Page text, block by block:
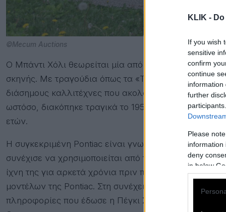
KLIK -
If you wish
sensitive
confirm
continue
information
further
Please
information
deny
in below
©Mecum Auctions
Ο Μπάντι Χόλι θεωρείται μία από τις
σκηνής. Με τραγούδια όπως τα «That’ll Be the Day»
διάσημους καλλιτέχνες που ακολούθησαν, από τους
ωστόσο, διακόπηκε τραγικά το 1959, όταν
ετών.
Η συγκεκριμένη Pontiac είναι γνωστή στους
συνέχισε να χρησιμοποιείται από το συγκρότημα
ίχνη της για αρκετά χρόνια πριν περάσει στα χέρια
μοντέλων της Pontiac. Στη συνέχεια αποκαταστάθηκε
πληροφορίες που έδωσε η Πέγκι Σου Γκερόν, η